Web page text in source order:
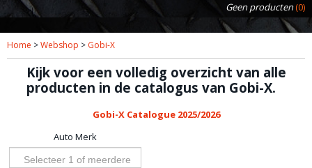
Geen producten(0)
Home >Webshop > Gobi-X
Kijk voor een volledig overzicht van alle
producten in de catalogus van Gobi-X.
Gobi-X Catalogue 2025/2026
Auto Merk
Selecteer 1 of meerdere